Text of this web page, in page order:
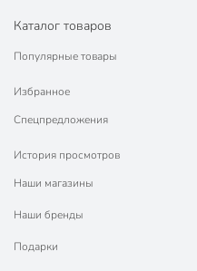
Вид фитиля
Состав свечи
Артикул производителя
Вес в упаковке
Габариты упаковки
Каталог товаров
Популярные товары
Избранное
Спецпредложения
История просмотров
Наши магазины
Наши бренды
Подарки